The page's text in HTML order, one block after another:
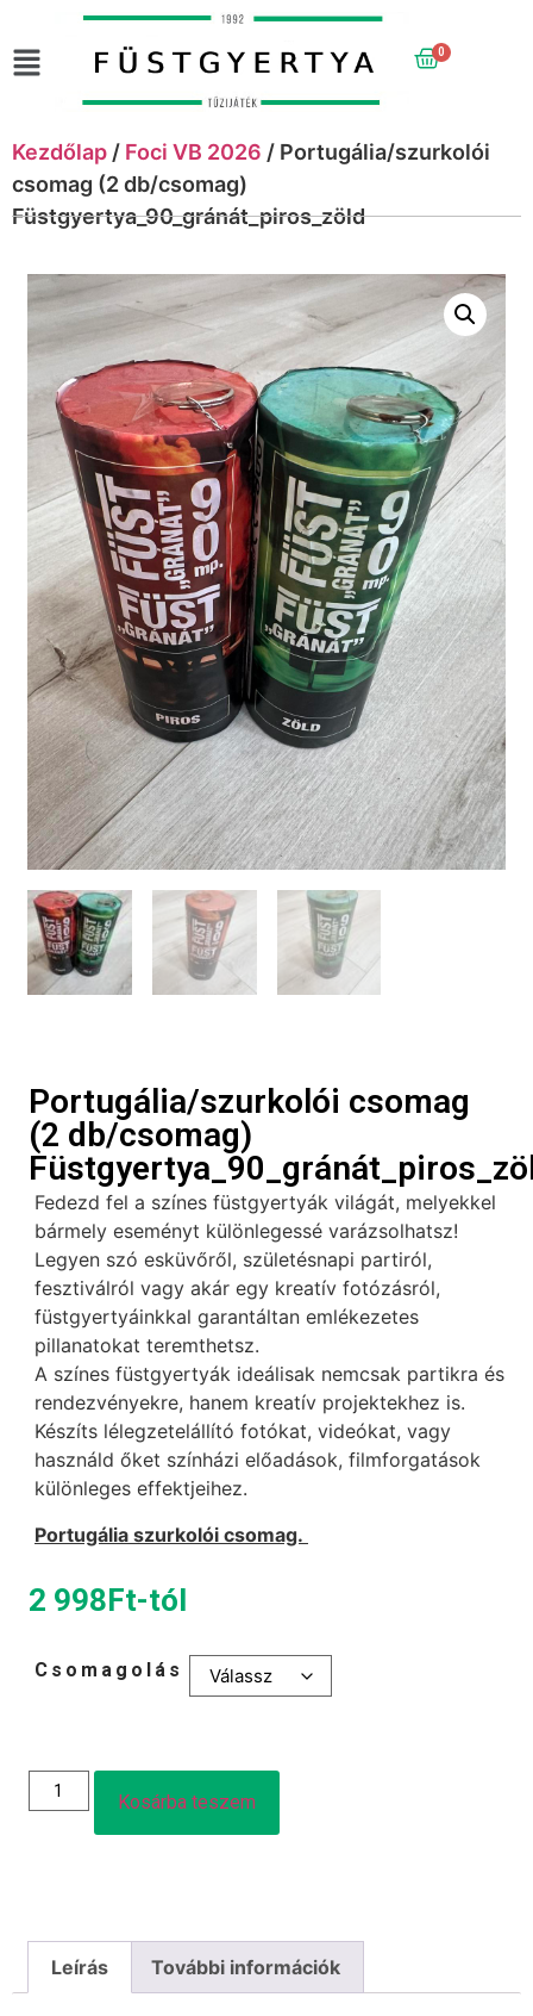
0
Kezdőlap / Foci VB 2026 / Portugália/szurkolói
csomag (2 db/csomag)
Füstgyertya_90_gránát_piros_zöld
Portugália/szurkolói csomag
(2 db/csomag)
Fedezd fel a színes füstgyertyák világát, melyekkel
bármely eseményt különlegessé varázsolhatsz!
Legyen szó esküvőről, születésnapi partiról,
fesztiválról vagy akár egy kreatív fotózásról,
füstgyertyáinkkal garantáltan emlékezetes
pillanatokat teremthetsz.
A színes füstgyertyák ideálisak nemcsak partikra és
rendezvényekre, hanem kreatív projektekhez is.
Készíts lélegzetelállító fotókat, videókat, vagy
használd őket színházi előadások, filmforgatások
különleges effektjeihez.
Portugália szurkolói csomag.
2 998Ft-tól
Csomagolás
Kosárba teszem
Leírás További információk